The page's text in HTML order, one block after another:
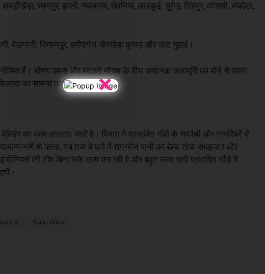
×
बावड़ीखेड़ा, रतनपुर, झाली, नवलगांव, सेवनिया, लाडकुई, सुनेड़, सिंहपुर, कोसमी, संकोटा,
बेड़ापानी, किशनपुर, हमीदगंज, बोरखेड़ा कुराड़ और जाट मुहाई।
हैं। भीषण उमस और बदलते मौसम के बीच अचानक जलापूर्ति ठप होने से खाना
का सामना करना पड़ रहा है।
का काम लगातार जारी है। विभाग ने प्रभावित गाँवों के सरपंचों और नागरिकों से
नहीं हो जाता, तब तक वे घरों में संग्रहीत पानी का बेहद सोच-समझकर और
की टीम बिना रुके काम कर रही है और बहुत जल्द सभी प्रभावित गाँवों में
Water Crisis